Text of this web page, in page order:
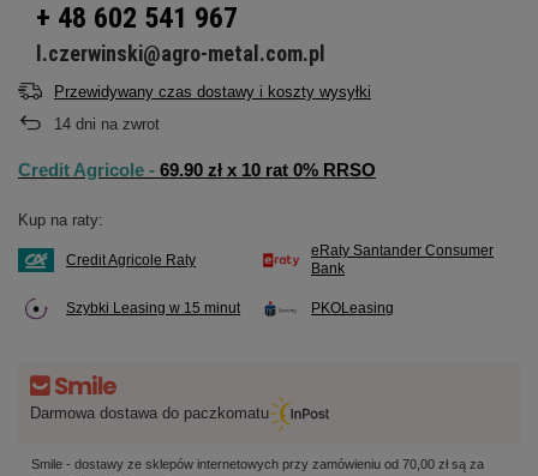
+ 48 602 541 967
l.czerwinski@agro-metal.com.pl
Przewidywany czas dostawy i koszty wysyłki
14 dni na zwrot
Credit Agricole - 69.90 zł x 10 rat 0% RRSO
Kup na raty:
Credit Agricole Raty
eRaty Santander Consumer
Bank
Szybki Leasing w 15 minut PKOLeasing
Darmowa dostawa do paczkomatu
Smile - dostawy ze sklepów internetowych przy zamówieniu od 70,00 złsą za